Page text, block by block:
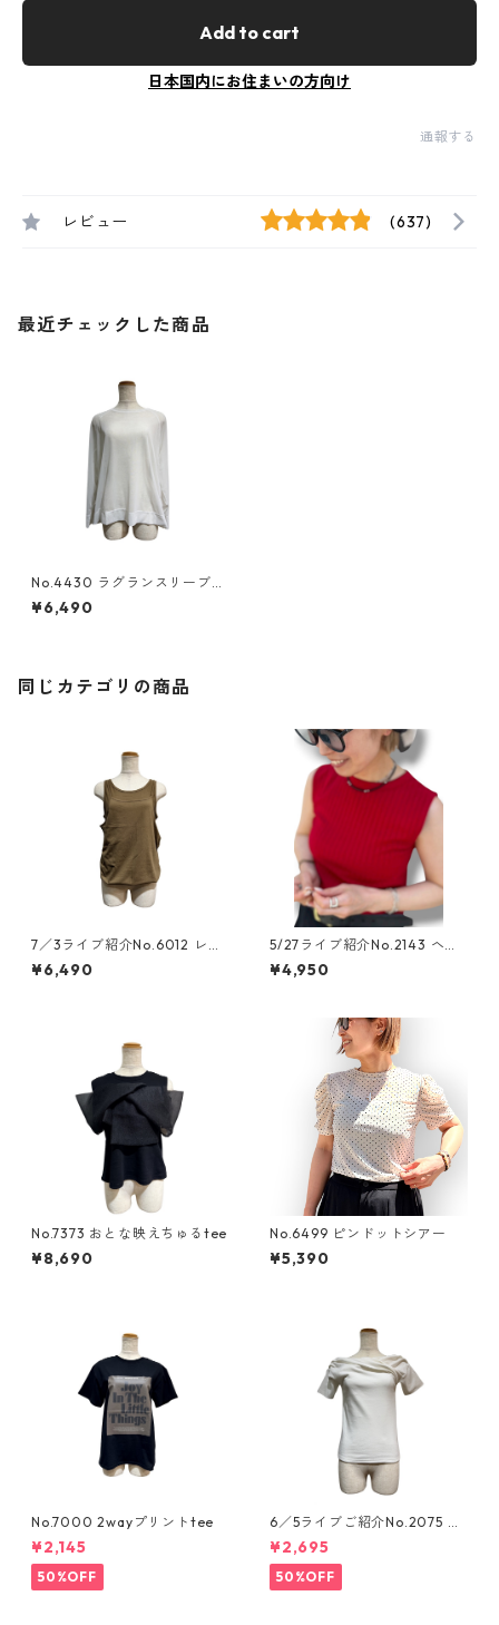
Add to cart
日本国内にお住まいの方向け
通報する
レビュー (637)
最近チェックした商品
No.4430 ラグランスリーブち
ゅるりら
¥6,490
同じカテゴリの商品
7／3ライブ紹介No.6012 レイ
ヤードキャミタンクトップ
¥6,490
5/27ライブ紹介No.2143 ヘル
シーリブtank top
¥4,950
No.7373 おとな映えちゅるtee
¥8,690
No.6499 ピンドットシアー
¥5,390
No.7000 2wayプリントtee
¥2,145
50%OFF
6／5ライブご紹介No.2075 ア
シンメトリーカットソー
¥2,695
50%OFF